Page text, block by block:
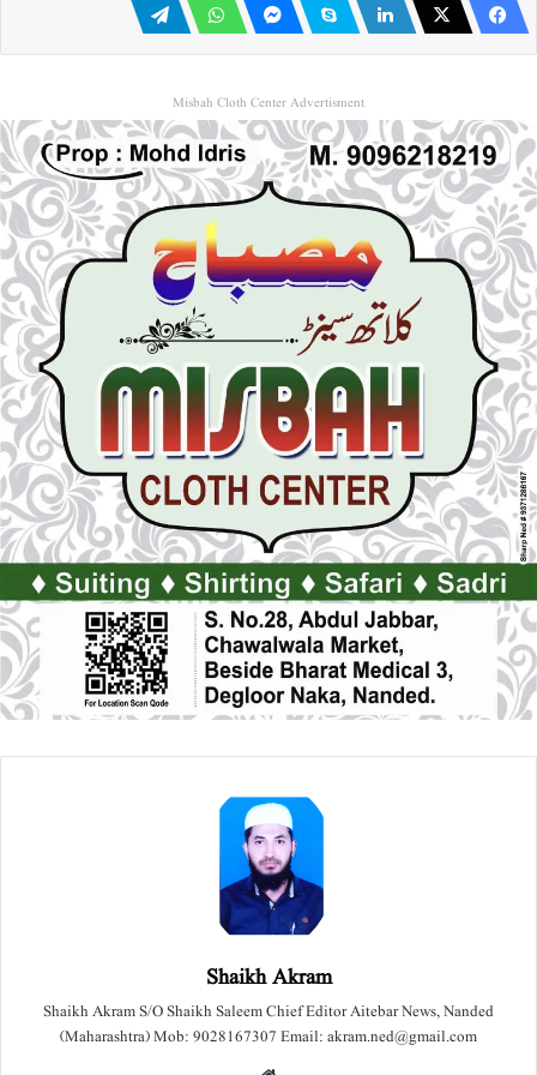
Misbah Cloth Center Advertisment
Shaikh Akram
Shaikh Akram S/O Shaikh Saleem Chief Editor Aitebar News, Nanded
(Maharashtra) Mob: 9028167307 Email: akram.ned@gmail.com